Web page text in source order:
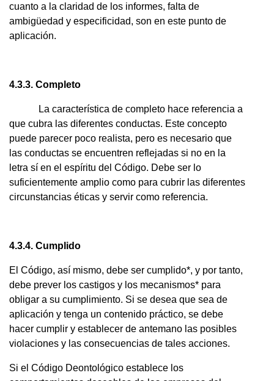
cuanto a la claridad de los informes, falta de
ambigüedad y especificidad, son en este punto de
aplicación.
4.3.3. Completo
La característica de completo hace referencia a
que cubra las diferentes conductas. Este concepto
puede parecer poco realista, pero es necesario que
las conductas se encuentren reflejadas si no en la
letra sí en el espíritu del Código. Debe ser lo
suficientemente amplio como para cubrir las diferentes
circunstancias éticas y servir como referencia.
4.3.4. Cumplido
El Código, así mismo, debe ser cumplido*, y por tanto,
debe prever los castigos y los mecanismos* para
obligar a su cumplimiento. Si se desea que sea de
aplicación y tenga un contenido práctico, se debe
hacer cumplir y establecer de antemano las posibles
violaciones y las consecuencias de tales acciones.
Si el Código Deontológico establece los